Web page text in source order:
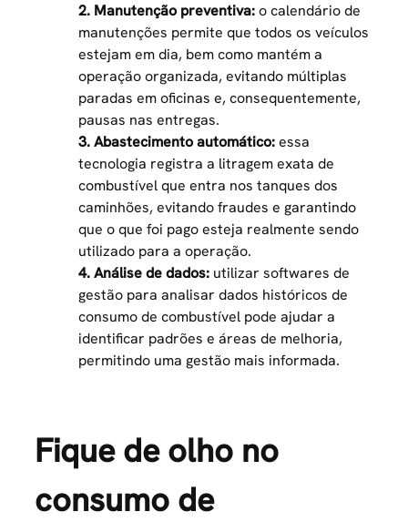
2. Manutenção preventiva:o calendário de
manutenções permite que todos os veículos
estejam em dia, bem como mantém a
operação organizada, evitando múltiplas
paradas em oficinas e, consequentemente,
pausas nas entregas.
3. Abastecimento automático:essa
tecnologia registra a litragem exata de
combustível que entra nos tanques dos
caminhões, evitando fraudes e garantindo
que o que foi pago esteja realmente sendo
utilizado para a operação.
4. Análise de dados: utilizar softwares de
gestão para analisar dados históricos de
consumo de combustível pode ajudar a
identificar padrões e áreas de melhoria,
permitindo uma gestão mais informada.
Fique de olho no
consumo de